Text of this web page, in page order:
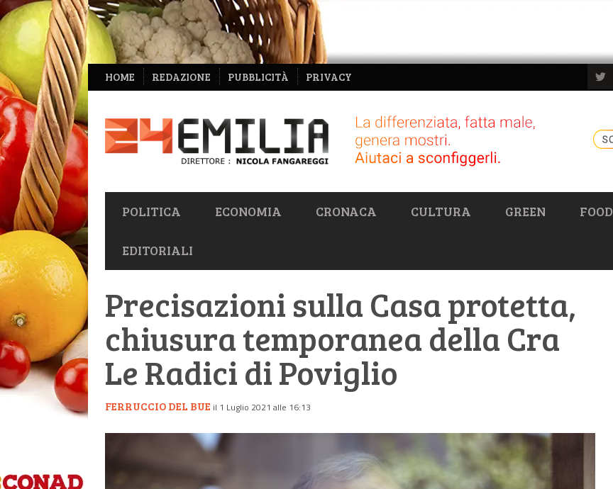
NAVIGAZIONE
SECONDARIA
HOME REDAZIONE PUBBLICITÀ PRIVACY
NAVIGAZIONE
PRIMARIA
POLITICA ECONOMIA CRONACA CULTURA GREEN FOOD
EDITORIALI
Precisazioni sulla Casa protetta,
chiusura temporanea della Cra
Le Radici di Poviglio
FERRUCCIO DEL BUE il 1 Luglio 2021 alle 16:13